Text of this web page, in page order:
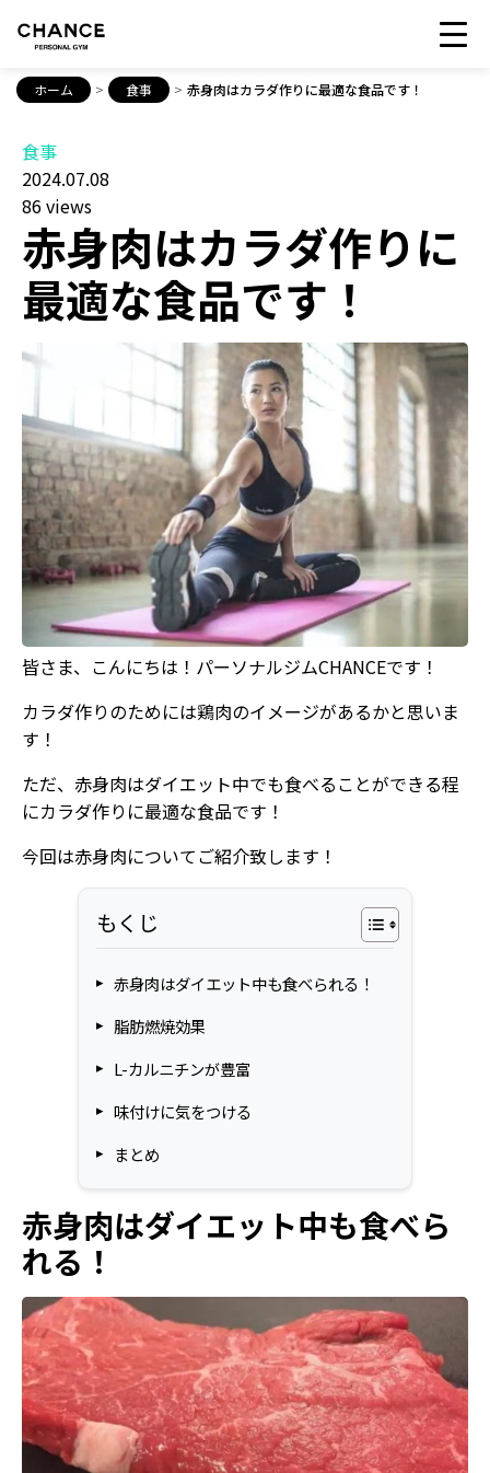
ホーム > 食事 > 赤身肉はカラダ作りに最適な食品です！
食事
2024.07.08
86 views
赤身肉はカラダ作りに
最適な食品です！
皆さま、こんにちは！パーソナルジムCHANCEです！
カラダ作りのためには鶏肉のイメージがあるかと思いま
す！
ただ、赤身肉はダイエット中でも食べることができる程
にカラダ作りに最適な食品です！
今回は赤身肉についてご紹介致します！
もくじ
赤身肉はダイエット中も食べられる！
脂肪燃焼効果
L-カルニチンが豊富
味付けに気をつける
まとめ
赤身肉はダイエット中も食べら
れる！